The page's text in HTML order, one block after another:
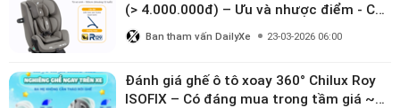
(> 4.000.000đ) – Ưu và nhược điểm - Có
đáng đầu tư cho bé từ 0–12 tuổi?
Ban tham vấn DailyXe 23-03-2026 06:00
Đánh giá ghế ô tô xoay 360° Chilux Roy
ISOFIX – Có đáng mua trong tầm giá ~3